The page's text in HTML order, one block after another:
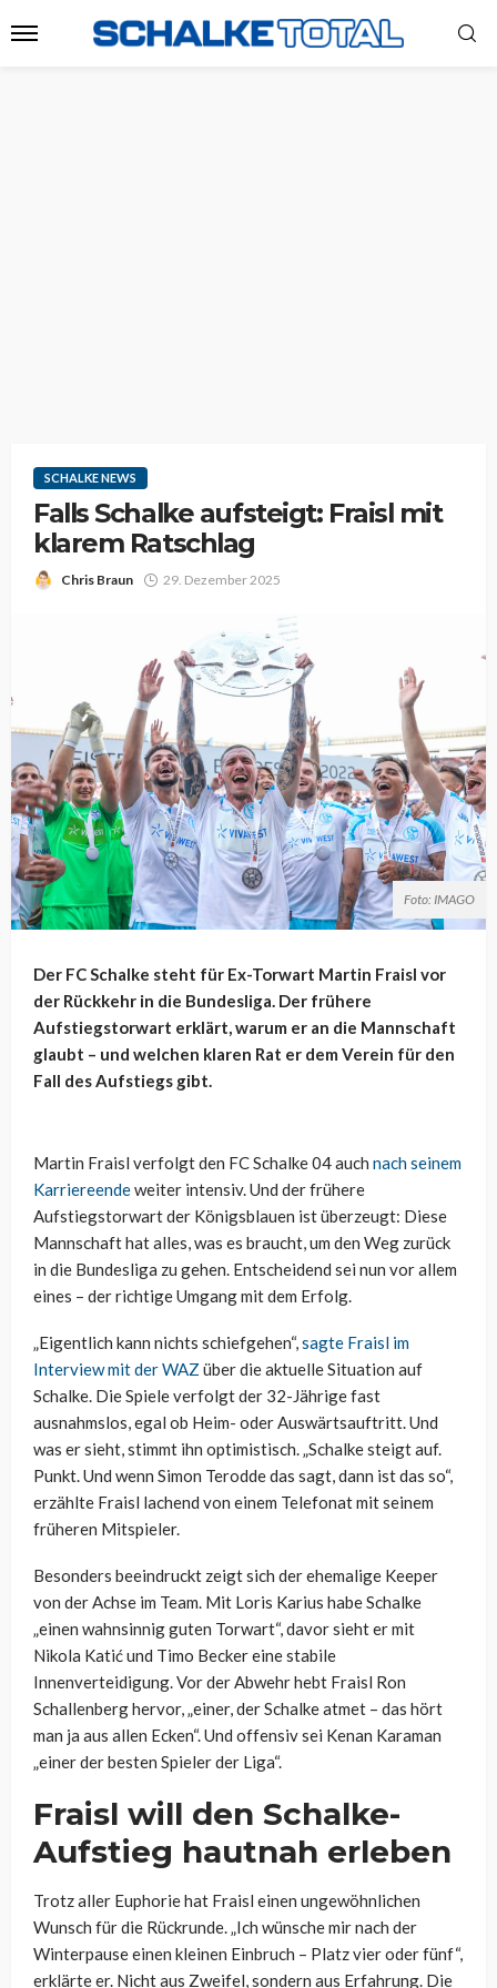
SCHALKE NEWS
Falls Schalke aufsteigt: Fraisl mit
klarem Ratschlag
Chris Braun 29. Dezember 2025
Foto: IMAGO
Der FC Schalke steht für Ex-Torwart Martin Fraisl vor
der Rückkehr in die Bundesliga. Der frühere
Aufstiegstorwart erklärt, warum er an die Mannschaft
glaubt – und welchen klaren Rat er dem Verein für den
Fall des Aufstiegs gibt.
Martin Fraisl verfolgt den FC Schalke 04 auch nach seinem
Karriereendeweiter intensiv. Und der frühere
Aufstiegstorwart der Königsblauen ist überzeugt: Diese
Mannschaft hat alles, was es braucht, um den Weg zurück
in die Bundesliga zu gehen. Entscheidend sei nun vor allem
eines – der richtige Umgang mit dem Erfolg.
„Eigentlich kann nichts schiefgehen“,sagte Fraisl im
Interview mit der WAZ über die aktuelle Situation auf
Schalke. Die Spiele verfolgt der 32-Jährige fast
ausnahmslos, egal ob Heim- oder Auswärtsauftritt. Und
was er sieht, stimmt ihn optimistisch. „Schalke steigt auf.
Punkt. Und wenn Simon Terodde das sagt, dann ist das so“,
erzählte Fraisl lachend von einem Telefonat mit seinem
früheren Mitspieler.
Besonders beeindruckt zeigt sich der ehemalige Keeper
von der Achse im Team. Mit Loris Karius habe Schalke
„einen wahnsinnig guten Torwart“, davor sieht er mit
Nikola Katić und Timo Becker eine stabile
Innenverteidigung. Vor der Abwehr hebt Fraisl Ron
Schallenberg hervor, „einer, der Schalke atmet – das hört
man ja aus allen Ecken“. Und offensiv sei Kenan Karaman
„einer der besten Spieler der Liga“.
Fraisl will den Schalke-
Aufstieg hautnah erleben
Trotz aller Euphorie hat Fraisl einen ungewöhnlichen
Wunsch für die Rückrunde. „Ich wünsche mir nach der
Winterpause einen kleinen Einbruch – Platz vier oder fünf“,
erklärte er. Nicht aus Zweifel, sondern aus Erfahrung. Die